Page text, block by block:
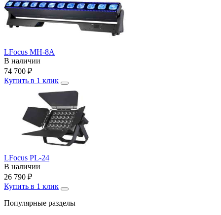
LFocus MH-8A
В наличии
74 700 ₽
Купить в 1 клик
LFocus PL-24
В наличии
26 790 ₽
Купить в 1 клик
Популярные разделы